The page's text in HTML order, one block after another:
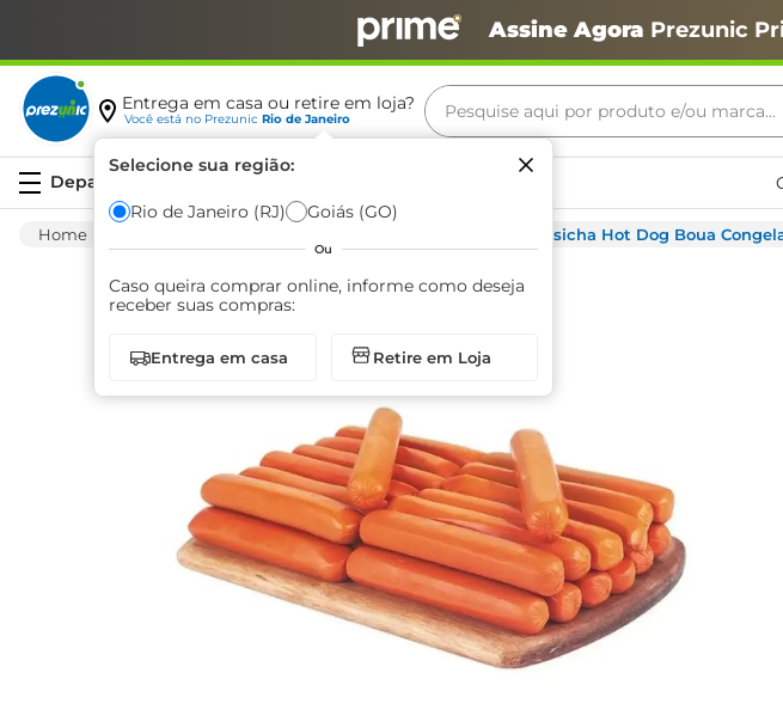
Assine Agora Prezunic
Entrega em casa ou retire em loja?
Você está no Prezunic Rio de Janeiro
Selecione sua região:
Rio de Janeiro (RJ) Goiás (GO)
Ou
Caso queira comprar online, informe como deseja
receber suas compras:
Entrega em casa Retire em Loja
Pesquise aqui por produto e/ou
Salsicha Hot Dog Boua
Termos mais buscados
café
azeite
arroz
iogurte
papel higiênico
cerveja